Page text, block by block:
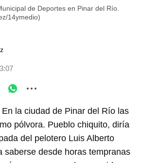
de Deportes en Pinar del Río.
14ymedio)
En la ciudad de Pinar del Río las
pólvora. Pueblo chiquito, diría
del pelotero Luis Alberto
saberse desde horas tempranas